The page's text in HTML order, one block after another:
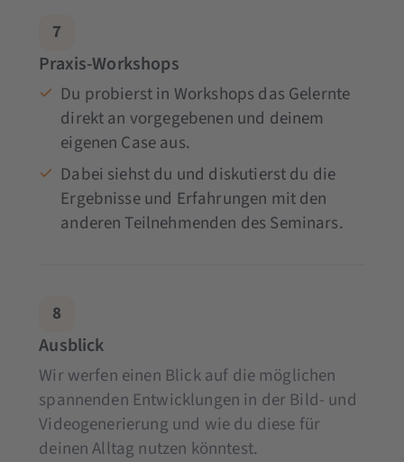
7
Praxis-Workshops
Du probierst in Workshops das Gelernte
direkt an vorgegebenen und deinem
eigenen Case aus.
Dabei siehst du und diskutierst du die
Ergebnisse und Erfahrungen mit den
anderen Teilnehmenden des Seminars.
8
Ausblick
Wir werfen einen Blick auf die möglichen
spannenden Entwicklungen in der Bild- und
Videogenerierung und wie du diese für
deinen Alltag nutzen könntest.